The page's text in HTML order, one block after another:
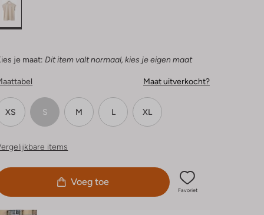
je maat: Dit item valt normaal, kies je eigen maat
Maat uitverkocht?
XS S M L XL
items
Voeg toe
Favoriet